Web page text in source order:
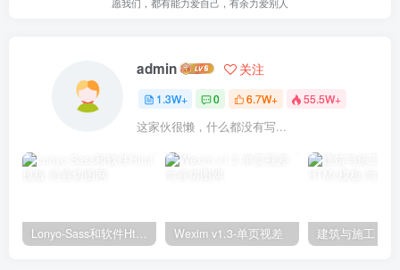
admin 关注
1.3W+ 0 6.7W+ 55.5W+
这家伙很懒，什么都没有写...
Lonyo-Sass和软件Html模板 Wexim v1.3-单页视差